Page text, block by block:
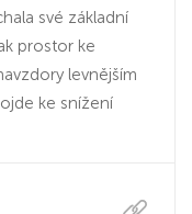
své základní
prostor ke
levnějším
ke snížení